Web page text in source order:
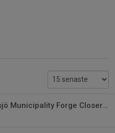
Swedish Cup and Sävsjö Municipality Forge Closer Ties as Partners